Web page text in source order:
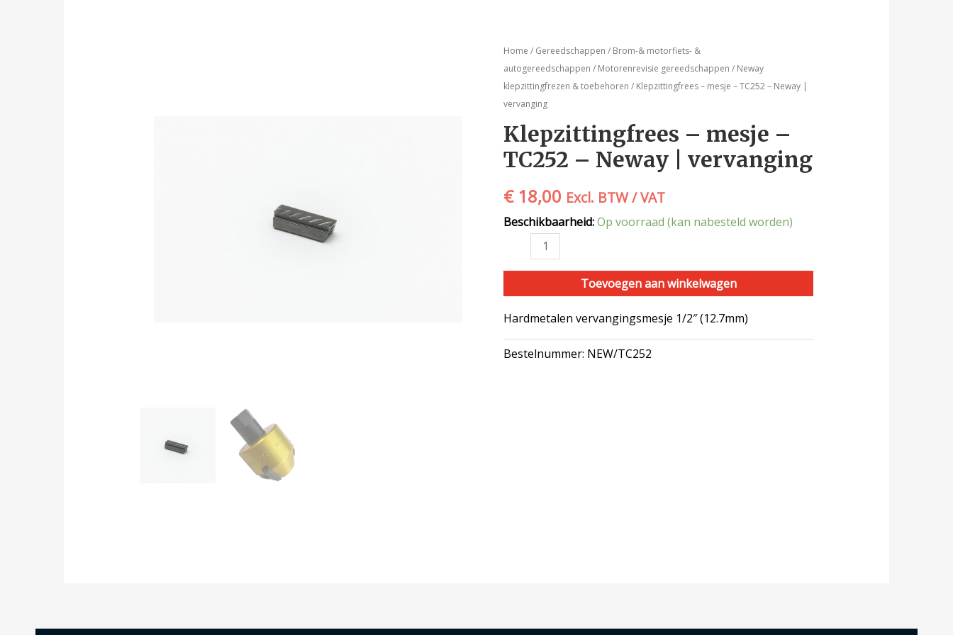
Home / Gereedschappen / Brom-& motorfiets- &
autogereedschappen / Motorenrevisie gereedschappen / Neway
klepzittingfrezen & toebehoren / Klepzittingfrees – mesje – TC252 – Neway |
vervanging
Klepzittingfrees – mesje –
TC252 – Neway | vervanging
€18,00 Excl. BTW / VAT
Beschikbaarheid:Op voorraad (kan nabesteld worden)
Klepzittingfrees
–
mesje
–
TC252
–
Neway
vervanging
Toevoegen aan winkelwagen
Hardmetalen vervangingsmesje 1/2″ (12.7mm)
Bestelnummer: NEW/TC252